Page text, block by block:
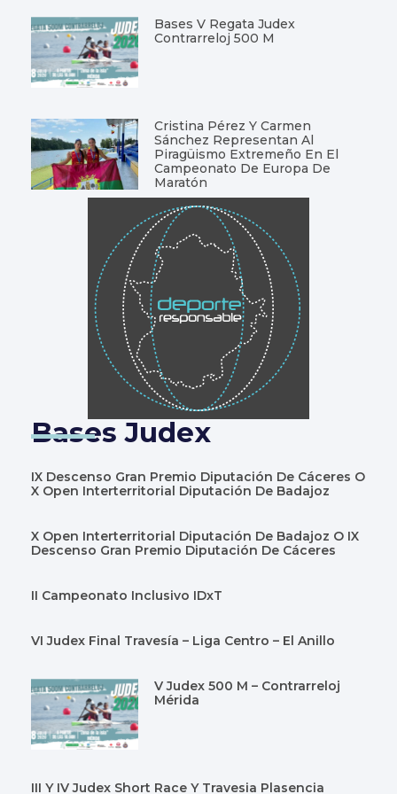
Bases V Regata Judex
Contrarreloj 500 M
Cristina Pérez Y Carmen
Sánchez Representan Al
Piragüismo Extremeño En El
Campeonato De Europa De
Maratón
Bases Judex
IX Descenso Gran Premio Diputación De Cáceres O
X Open Interterritorial Diputación De Badajoz
X Open Interterritorial Diputación De Badajoz O IX
Descenso Gran Premio Diputación De Cáceres
II Campeonato Inclusivo IDxT
VI Judex Final Travesía – Liga Centro – El Anillo
V Judex 500 M – Contrarreloj
Mérida
III Y IV Judex Short Race Y Travesia Plasencia